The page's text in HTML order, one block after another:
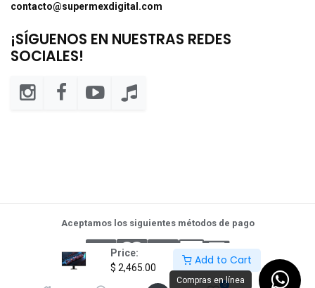
Price:
$ 2,465.00
Add to Cart
0
contacto@supermexdigital.com
¡SÍGUENOS EN NUESTRAS REDES
SOCIALES!
Aceptamos los siguientes métodos de pago
Compras en línea